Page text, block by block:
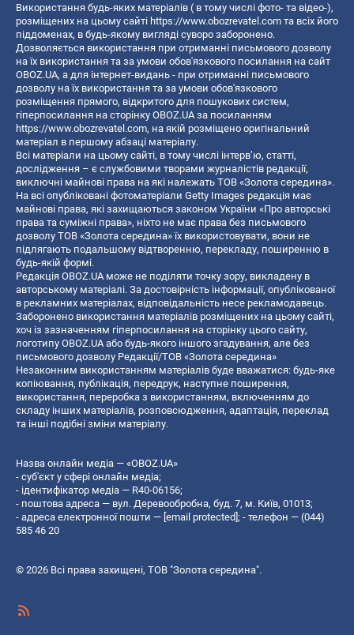
Використання будь-яких матеріалів ( в тому числі фото- та відео-),
розміщених на цьому сайті https://www.obozrevatel.com та всіх його
піддоменах, в будь-якому вигляді суворо заборонено.
Дозволяється використання при отриманні письмового дозволу
на їх використання та за умови обов'язкового посилання на сайт
OBOZ.UA, а для інтернет-видань - при отриманні письмового
дозволу на їх використання та за умови обов'язкового
розміщення прямого, відкритого для пошукових систем,
гіперпосилання на сторінку OBOZ.UA за посиланням
https://www.obozrevatel.com, на якій розміщено оригінальний
матеріал в першому абзаці матеріалу.
Всі матеріали на цьому сайті, в тому числі інтерв’ю, статті,
дослідження – є службовими творами журналістів редакції,
виключні майнові права на які належать ТОВ «Золота середина».
На всі опубліковані фотоматеріали Getty Images редакція має
майнові права, які захищаються законом України «Про авторські
права та суміжні права», ніхто не має права без письмового
дозволу ТОВ «Золота середина» їх використовувати, вони не
підлягають подальшому відтворенню, перекладу, поширенню в
будь-якій формі.
Редакція OBOZ.UA може не поділяти точку зору, викладену в
авторському матеріалі. За достовірність інформації, опублікованої
в рекламних матеріалах, відповідальність несе рекламодавець.
Заборонено використання матеріалів розміщених на цьому сайті,
хоч із зазначенням гіперпосилання на сторінку цього сайту,
логотипу OBOZ.UA або будь-якого іншого згадування, але без
письмового дозволу Редакції/ТОВ «Золота середина»
Незаконним використанням матеріалів буде вважатися: будь-яке
копiювання, публiкацiя, передрук, наступне поширення,
використання, переробка з використанням, включенням до
складу інших матеріалів, розповсюдження, адаптація, переклад
та інші подібні зміни матеріалу.
Назва онлайн медіа — «OBOZ.UA»
- суб'єкт у сфері онлайн медіа;
- ідентифікатор медіа — R40-06156;
- поштова адреса — вул. Деревообробна, буд. 7, м. Київ, 01013;
- адреса електронної пошти — [email protected] ; - телефон — (044)
585 46 20
© 2026 Всі права захищені, ТОВ "Золота середина".